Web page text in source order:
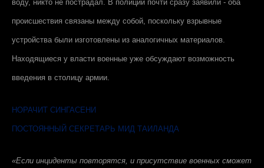
воду, никто не пострадал. В полиции почти сразу заявили - оба
происшествия связаны между собой, поскольку взрывные
устройства были изготовлены из аналогичных материалов.
Находящиеся у власти военные уже обсуждают возможность
введения в столицу армии.
НОРАЧИТ СИНГАСЕНИ
ПОСТОЯННЫЙ СЕКРЕТАРЬ МИД ТАИЛАНДА
«Если инциденты повторятся, и присутствие военных сможет